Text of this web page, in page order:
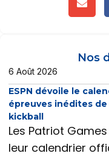
Nos
6 Août 2026
ESPN dévoile le
épreuves inédites
kickball
Les Patriot
leur calendrier